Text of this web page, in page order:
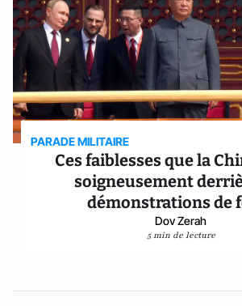
PARADE MILITAIRE
Ces faiblesses que la
soigneusement
démonstrations de
Dov Zerah
5 min de lecture